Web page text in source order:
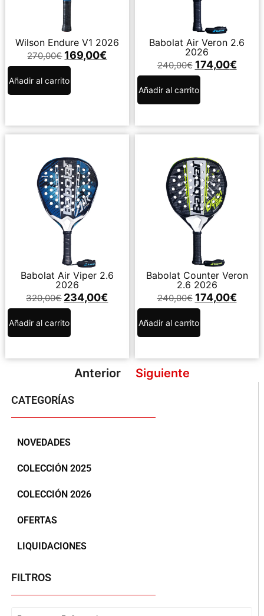
CATEGORÍAS
NOVEDADES
COLECCIÓN 2025
COLECCIÓN 2026
OFERTAS
LIQUIDACIONES
FILTROS
Wilson Endure V1 2026
270,00€ 169,00€
Añadir al carrito
Babolat Air Veron 2.6
2026
240,00€ 174,00€
Añadir al carrito
Babolat Air Viper 2.6
2026
320,00€ 234,00€
Añadir al carrito
Babolat Counter Veron
2.6 2026
240,00€ 174,00€
Añadir al carrito
Anterior Siguiente